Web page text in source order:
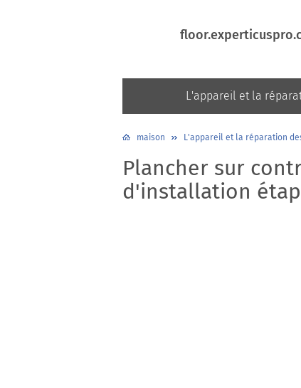
L'appareil et la
maison L'appareil et la réparation
Plancher sur
d'installation